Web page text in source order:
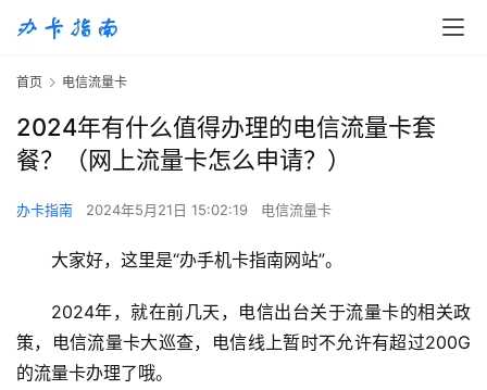
首页 电信流量卡
2024年有什么值得办理的电信流量卡套
餐？（网上流量卡怎么申请？）
办卡指南 2024年5月21日 15:02:19 电信流量卡
大家好，这里是“办手机卡指南网站”。
2024年，就在前几天，电信出台关于流量卡的相关政
策，电信流量卡大巡查，电信线上暂时不允许有超过200G
的流量卡办理了哦。